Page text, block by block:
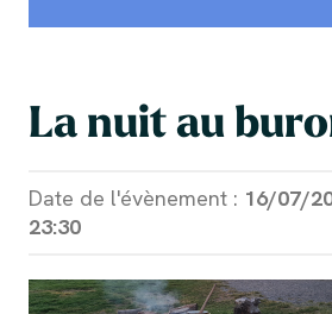
La nuit au
Date de l'évènement : 16/07/
23:30